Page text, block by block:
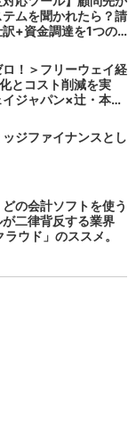
ムを聞かれたら？請
+資金調達を1つの
！＞フリーウェイ経
とコスト削減を実
ジャパン×辻・本郷
ジファイナンスとし
の会計ソフトを使う
二律背反する業界
ウド」のススメ。